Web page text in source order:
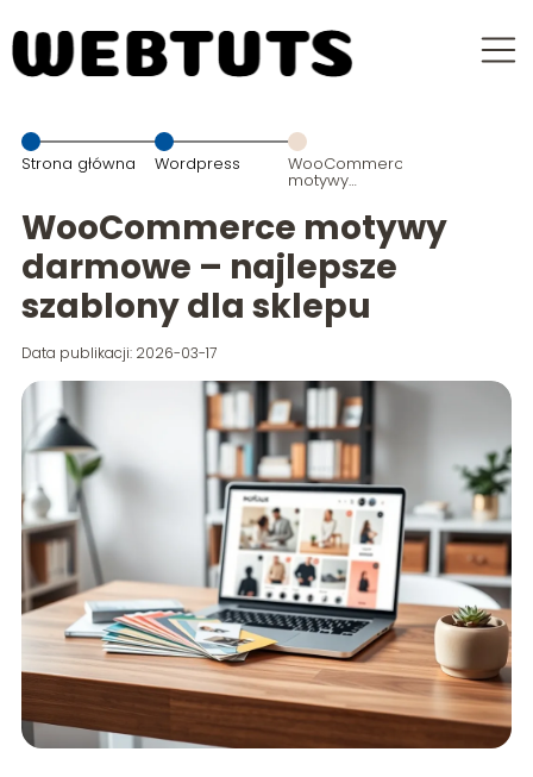
Strona główna Wordpress WooCommerce
motywy
szablony dla
WooCommerce motywy
darmowe – najlepsze
szablony dla sklepu
Data publikacji: 2026-03-17